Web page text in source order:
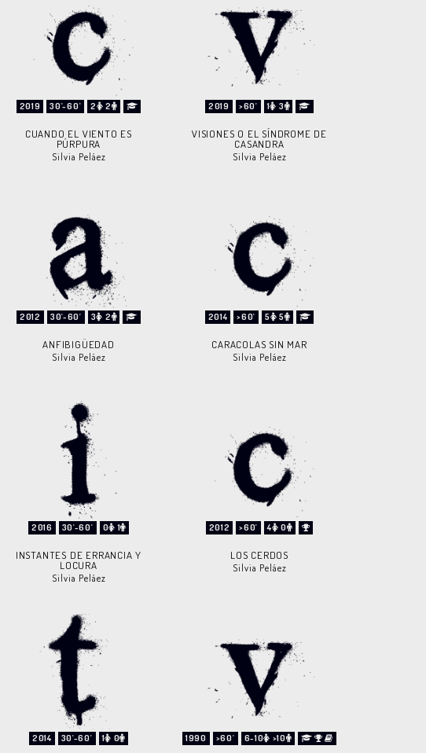
2019 30'-60' 2 2
CUANDO EL VIENTO ES
PÚRPURA
Silvia Peláez
2019 >60' 1 3
VISIONES O EL SÍNDROME DE
CASANDRA
Silvia Peláez
2012 30'-60' 3 2
ANFIBIGÜEDAD
Silvia Peláez
2014 >60' 5 5
CARACOLAS SIN MAR
Silvia Peláez
2016 30'-60' 0 1
INSTANTES DE ERRANCIA Y
LOCURA
Silvia Peláez
2012 >60' 4 0
LOS CERDOS
Silvia Peláez
2014 30'-60' 1 0 1990 >60' 6-10 >10